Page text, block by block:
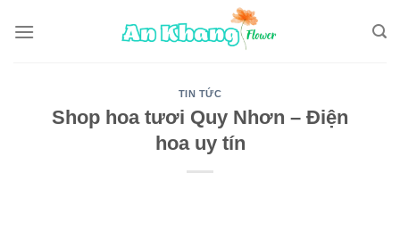
TIN TỨC
Shop hoa tươi Quy Nhơn – Điện
hoa uy tín